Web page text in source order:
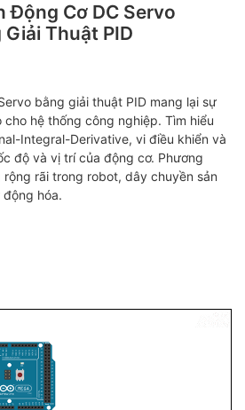
Động Cơ DC Servo
Thuật PID
bằng giải thuật PID mang lại sự
hệ thống công nghiệp. Tìm hiểu
Integral-Derivative, vi điều khiển và
độ và vị trí của động cơ. Phương
rãi trong robot, dây chuyền sản
hóa.